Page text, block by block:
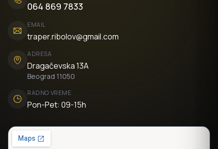
064 869 7833
EMAIL
traper.ribolov@gmail.com
ADRESA
Dragačevska 13A
Beograd 11050
RADNO VREME
Pon-Pet: 09-15h